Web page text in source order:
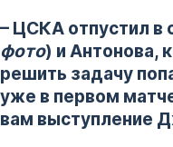
– ЦСКА отпустил
фото) и Антонова,
решить задачу
уже в первом
вам выступление